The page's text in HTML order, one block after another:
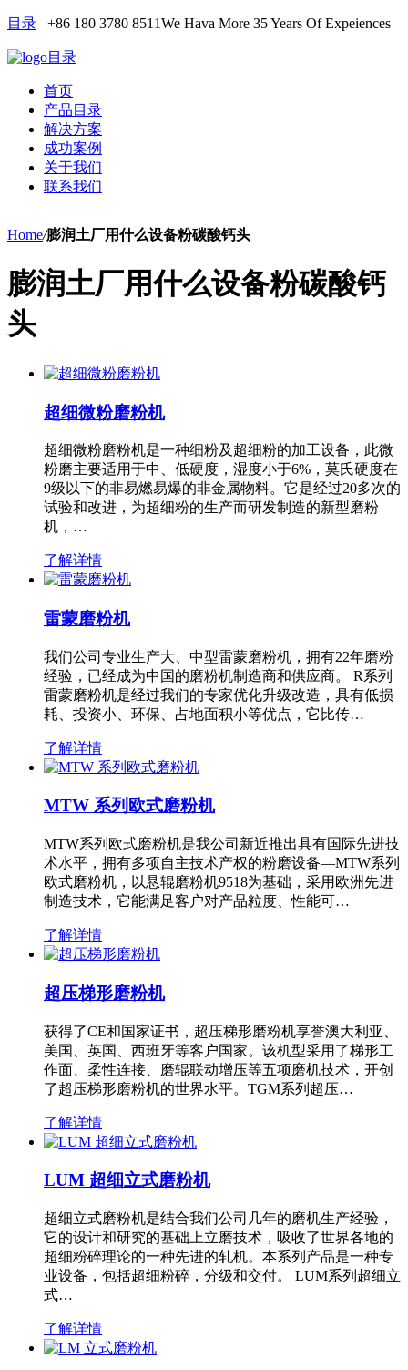
目录 +86 180 3780 8511We Hava More 35 Years Of Expeiences
目录
首页
产品目录
解决方案
成功案例
关于我们
联系我们
Home/膨润土厂用什么设备粉碳酸钙头
膨润土厂用什么设备粉碳酸钙
头
超细微粉磨粉机
超细微粉磨粉机是一种细粉及超细粉的加工设备，此微
粉磨主要适用于中、低硬度，湿度小于6%，莫氏硬度在
9级以下的非易燃易爆的非金属物料。它是经过20多次的
试验和改进，为超细粉的生产而研发制造的新型磨粉
机，…
了解详情
雷蒙磨粉机
我们公司专业生产大、中型雷蒙磨粉机，拥有22年磨粉
经验，已经成为中国的磨粉机制造商和供应商。 R系列
雷蒙磨粉机是经过我们的专家优化升级改造，具有低损
耗、投资小、环保、占地面积小等优点，它比传…
了解详情
MTW 系列欧式磨粉机
MTW系列欧式磨粉机是我公司新近推出具有国际先进技
术水平，拥有多项自主技术产权的粉磨设备—MTW系列
欧式磨粉机，以悬辊磨粉机9518为基础，采用欧洲先进
制造技术，它能满足客户对产品粒度、性能可…
了解详情
超压梯形磨粉机
获得了CE和国家证书，超压梯形磨粉机享誉澳大利亚、
美国、英国、西班牙等客户国家。该机型采用了梯形工
作面、柔性连接、磨辊联动增压等五项磨机技术，开创
了超压梯形磨粉机的世界水平。TGM系列超压…
了解详情
LUM 超细立式磨粉机
超细立式磨粉机是结合我们公司几年的磨机生产经验，
它的设计和研究的基础上立磨技术，吸收了世界各地的
超细粉碎理论的一种先进的轧机。本系列产品是一种专
业设备，包括超细粉碎，分级和交付。 LUM系列超细立
式…
了解详情